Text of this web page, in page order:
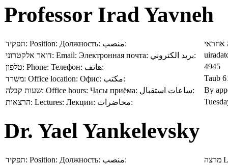
Professor Irad Yavneh
תפקיד: Position: Должность: منصب:
אחראי
דואר אלקטרוני: Email: Электронная почта: بريد الكتروني:
טלפון: Phone: Телефон: هاتف:
4945
משרד: Office location: Офис: مكتب:
Taub
שעות קבלה: Office hours: Часы приёма: ساعات استقبال:
By
הרצאות: Lectures: Лекции: محاضرات:
Dr. Yael Yankelevsky
תפקיד: Position: Должность: منصب: מרצה